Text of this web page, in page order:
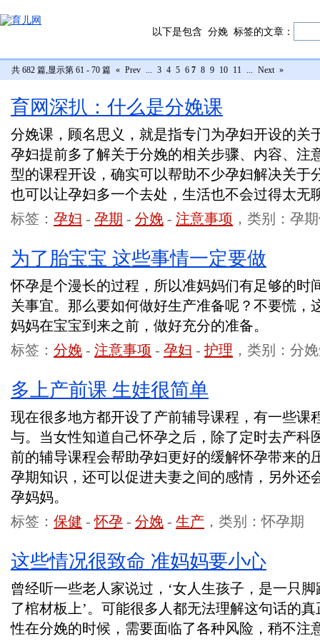
以下是包含 分娩 标签的文章：
共 682 篇,显示第 61 - 70 篇 « Prev ... 3 4 5 6 7 8 9 10 11 ... Next »
育网深扒：什么是分娩课
分娩课，顾名思义，就是指专门为孕妇开设的关
孕妇提前多了解关于分娩的相关步骤、内容、注
型的课程开设，确实可以帮助不少孕妇解决关于
也可以让孕妇多一个去处，生活也不会过得太无
标签： 孕妇 - 孕期 - 分娩 - 注意事项 ，类别：孕
为了胎宝宝 这些事情一定要做
怀孕是个漫长的过程，所以准妈妈们有足够的时
关事宜。那么要如何做好生产准备呢？不要慌，
妈妈在宝宝到来之前，做好充分的准备。
标签： 分娩 - 注意事项 - 孕妇 - 护理 ，类别：分
多上产前课 生娃很简单
现在很多地方都开设了产前辅导课程，有一些课
与。当女性知道自己怀孕之后，除了定时去产科
前的辅导课程会帮助孕妇更好的缓解怀孕带来的
孕期知识，还可以促进夫妻之间的感情，另外还
孕妈妈。
标签： 保健 -怀孕 - 分娩 - 生产 ，类别：怀孕期
这些情况很致命 准妈妈要小心
曾经听一些老人家说过，‘女人生孩子，是一只
了棺材板上’。可能很多人都无法理解这句话的
性在分娩的时候，需要面临了各种风险，稍不注